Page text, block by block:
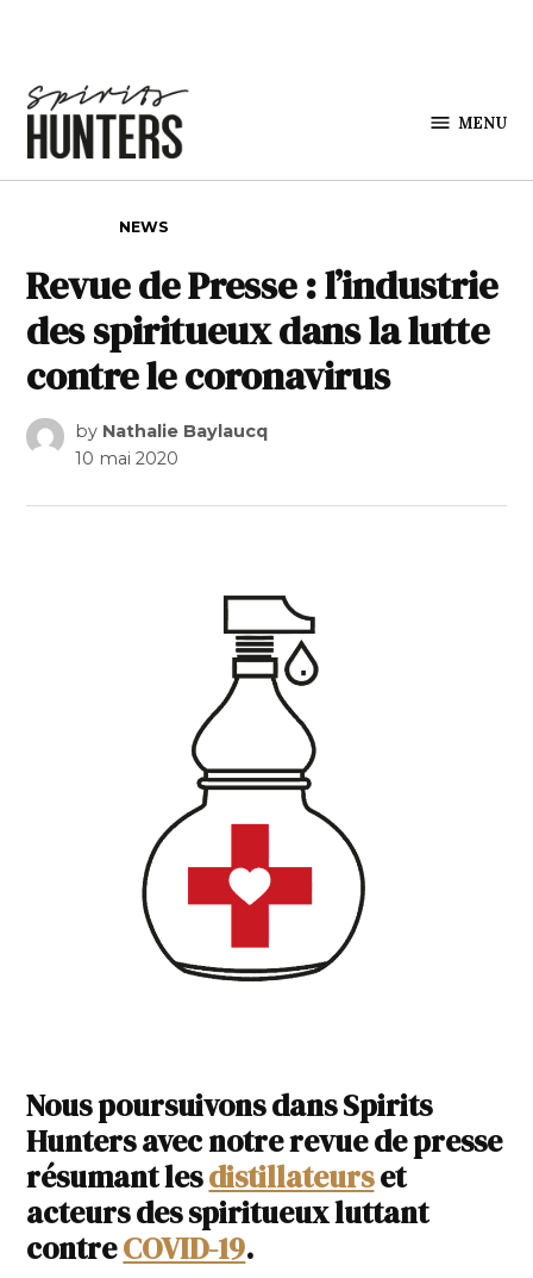
MENU
NEWS
Revue de Presse : l’industrie
des spiritueux dans la lutte
contre le coronavirus
by Nathalie Baylaucq
10 mai 2020
Nous poursuivons dans Spirits
Hunters avec notre revue de presse
résumant lesdistillateurset
acteurs des spiritueux luttant
contreCOVID-19.